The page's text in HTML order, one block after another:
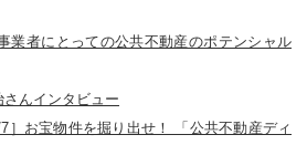
業者にとっての公共不動産のポテンシャル
んインタビュー
7］お宝物件を掘り出せ！ 「公共不動産ディ